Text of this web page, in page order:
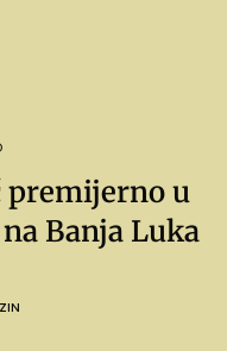
premijerno u
Banja Luka